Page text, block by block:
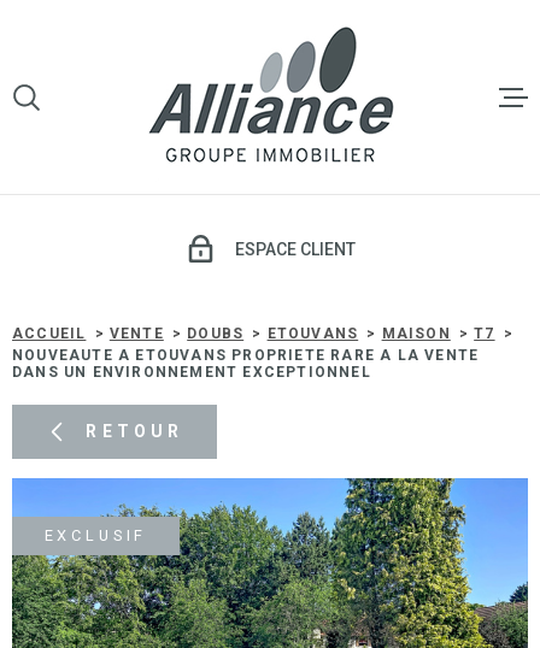
recherche
principal
SYNDIC
ESPACE CLIENT
ACCUEIL VENTE DOUBS ETOUVANS MAISON
T7
NOUVEAUTE A ETOUVANS PROPRIETE RARE A LA VENTE
DANS UN ENVIRONNEMENT EXCEPTIONNEL
RETOUR
EXCLUSIF
VOTRE
RECHERCHE
BIEN
VILLE
Surface
SURFACE
Pièces
PIÈCES
PLUS DE CRITÈRES
RECHERCHER